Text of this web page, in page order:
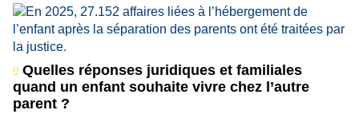
Quelles réponses juridiques et familiales
quand un enfant souhaite vivre chez l’autre
parent ?